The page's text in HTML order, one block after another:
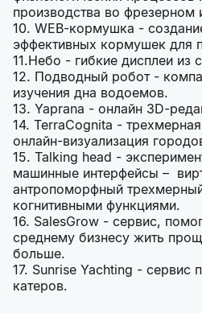
производства во фрезерном
10. WEB-кормушка -
эффективных кормушек для
11.Небо - гибкие дисплеи из
12. Подводный робот -
изучения дна водоемов.
13. Yaprana - онлайн 3D-
14. TerraCognita - трехмерная
онлайн-визуализация
15. Talking head -
машинные интерфейсы –
антропоморфный
когнитивными функциями.
16. SalesGrow - сервис,
среднему бизнесу жить
больше.
17. Sunrise Yachting - сервис
катеров.